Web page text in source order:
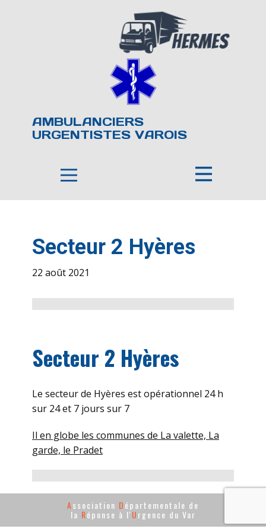
AMBULANCIERS
URGENTISTES VAROIS
Secteur 2 Hyères
22 août 2021
Secteur 2 Hyères
Le secteur de Hyères est opérationnel 24 h
sur 24 et 7 jours sur 7
Il en globe les communes de La valette, La
garde, le Pradet
Association Départementale de
la Réponse à l'Urgence du Var